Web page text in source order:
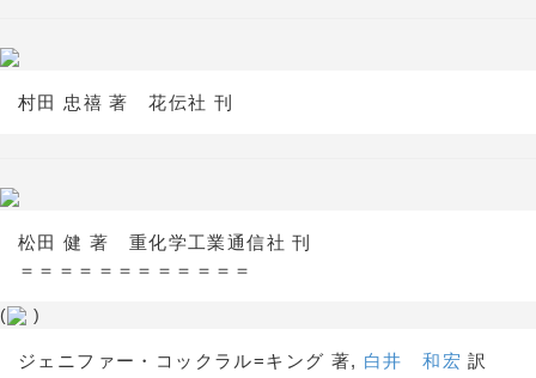
村田 忠禧 著 花伝社 刊
松田 健 著 重化学工業通信社 刊
＝＝＝＝＝＝＝＝＝＝＝＝
( )
ジェニファー・コックラル=キング 著, 白井 和宏 訳